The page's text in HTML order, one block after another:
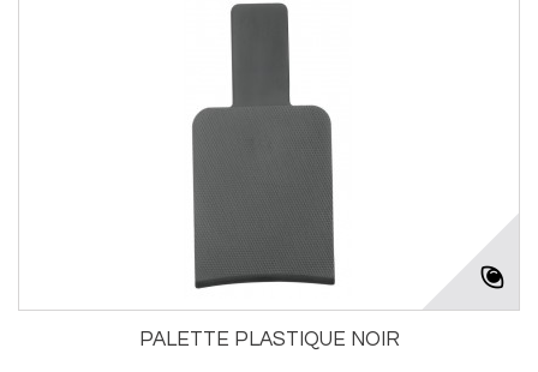
PALETTE PLASTIQUE NOIR